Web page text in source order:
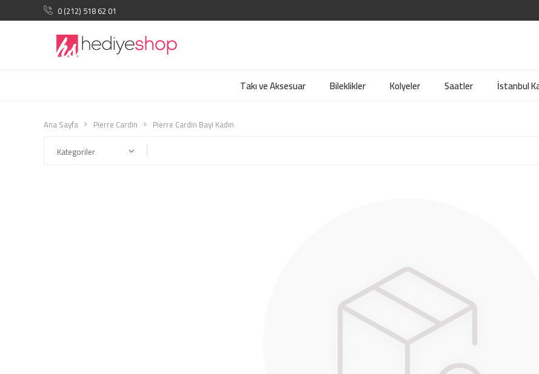
0 (212) 518 62 01
Takı ve Aksesuar Bileklikler Kolyeler Saatler İstanbul
Ana Sayfa Pierre Cardin
Pierre Cardin Bayi Kadın
Kategoriler